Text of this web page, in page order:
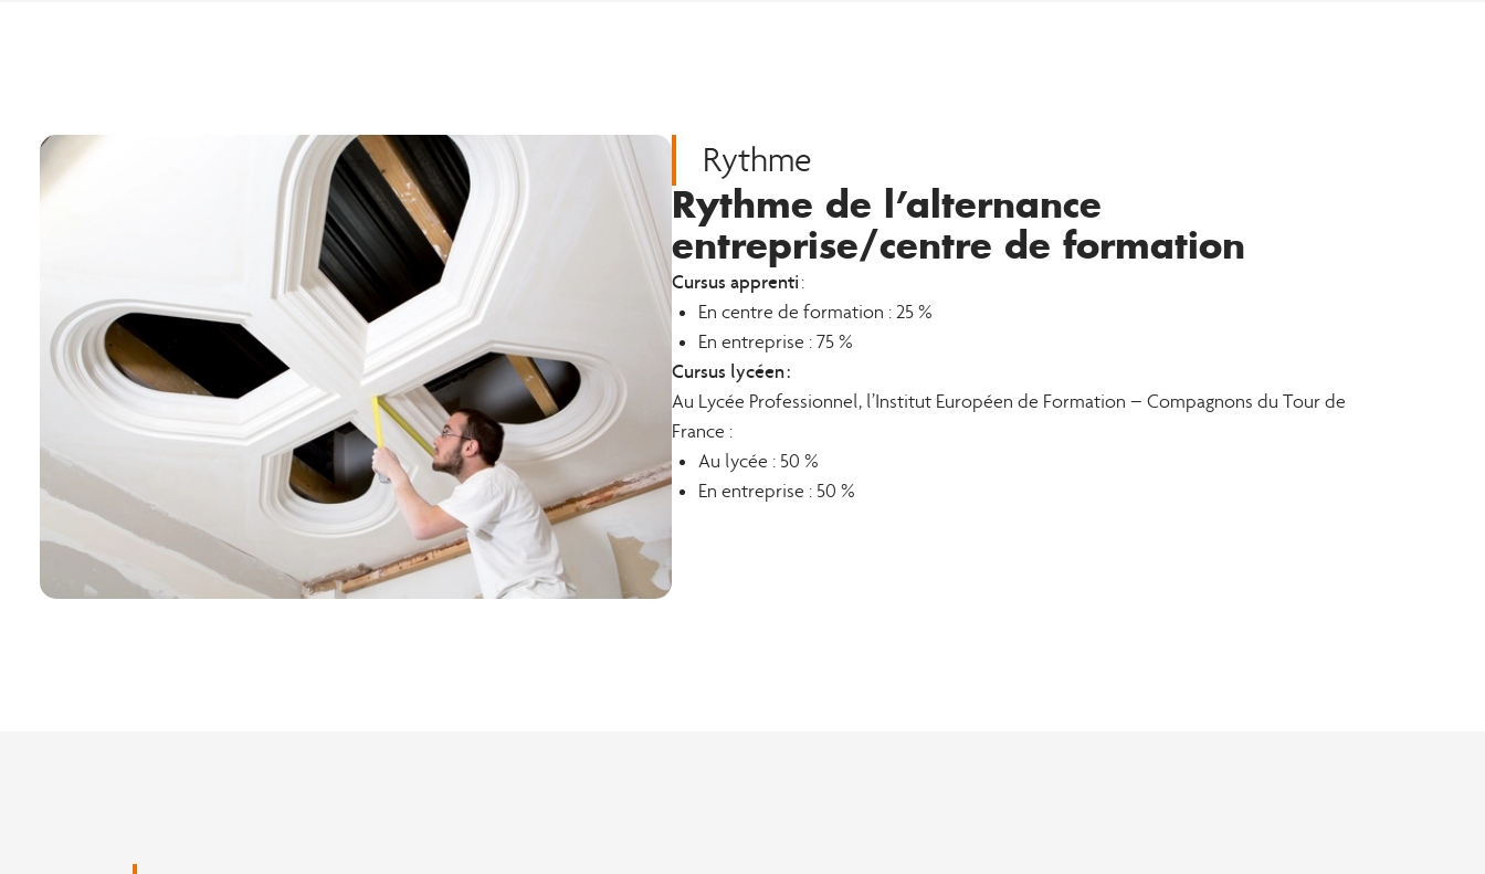
Rythme
Rythme de l’alternance
entreprise/centre de formation
Cursus apprenti:
En centre de formation : 25 %
En entreprise : 75 %
Cursus lycéen :
Au Lycée Professionnel, l’Institut Européen de Formation – Compagnons du Tour de
France :
Au lycée : 50 %
En entreprise : 50 %